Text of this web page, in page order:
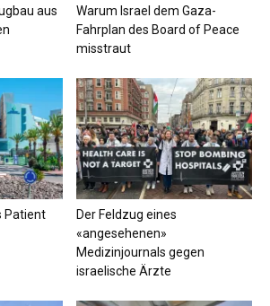
aus
Warum Israel dem Gaza-
Fahrplan des Board of Peace
misstraut
Patient
Der Feldzug eines
«angesehenen»
Medizinjournals gegen
israelische Ärzte